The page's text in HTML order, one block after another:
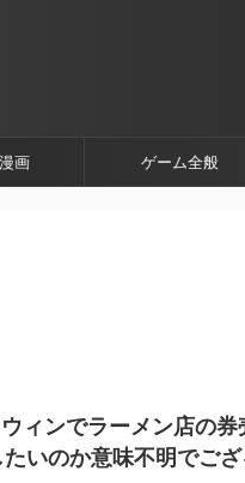
画 ゲーム全般
ィンでラーメン店の
いのか意味不明でご